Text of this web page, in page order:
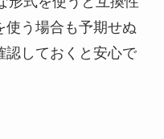
使う場合も予期せぬ
認しておくと安心で